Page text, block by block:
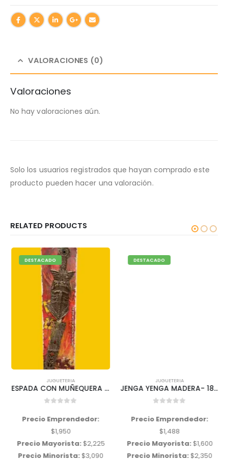
VALORACIONES (0)
Valoraciones
No hay valoraciones aún.
Solo los usuarios registrados que hayan comprado este
producto pueden hacer una valoración.
RELATED PRODUCTS
DESTACADO
JUGUETERIA
ESPADA CON MUÑEQUERA POWERFULSWORD
Precio Emprendedor:
$1,950
Precio Mayorista: $2,225
Precio Minorista: $3,090
DESTACADO
JUGUETERIA
JENGA YENGA MADERA- 18 CM «CHICO»
Precio Emprendedor:
$1,488
Precio Mayorista: $1,600
Precio Minorista: $2,350